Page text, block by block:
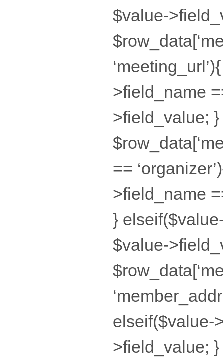
$value-
>field_name
>field_value; }
==
>field_name
}
$value-
elseif($value-
>field_value; }